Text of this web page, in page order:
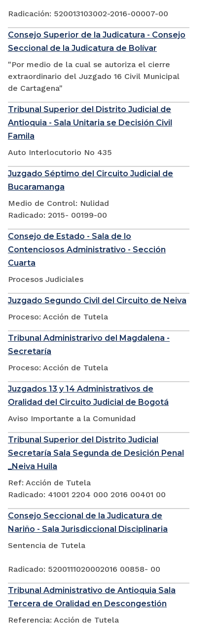
Radicación: 520013103002-2016-00007-00
Consejo Superior de la Judicatura - Consejo
Seccional de la Judicatura de Bolívar
"Por medio de la cual se autoriza el cierre
extraordinario del Juzgado 16 Civil Municipal
de Cartagena"
Tribunal Superior del Distrito Judicial de
Antioquia - Sala Unitaria se Decisión Civil
Famila
Auto Interlocutorio No 435
Juzgado Séptimo del Circuito Judicial de
Bucaramanga
Medio de Control: Nulidad
Radicado: 2015- 00199-00
Consejo de Estado - Sala de lo
Contenciosos Administrativo - Sección
Cuarta
Procesos Judiciales
Juzgado Segundo Civil del Circuito de Neiva
Proceso: Acción de Tutela
Tribunal Administrarivo del Magdalena -
Secretaría
Proceso: Acción de Tutela
Juzgados 13 y 14 Administrativos de
Oralidad del Circuito Judicial de Bogotá
Aviso Importante a la Comunidad
Tribunal Superior del Distrito Judicial
Secretaría Sala Segunda de Desición Penal
_Neiva Huila
Ref: Acción de Tutela
Radicado: 41001 2204 000 2016 00401 00
Consejo Seccional de la Judicatura de
Nariño - Sala Jurisdiccional Disciplinaria
Sentencia de Tutela
Radicado: 5200111020002016 00858- 00
Tribunal Administrativo de Antioquia Sala
Tercera de Oralidad en Descongestión
Referencia: Acción de Tutela